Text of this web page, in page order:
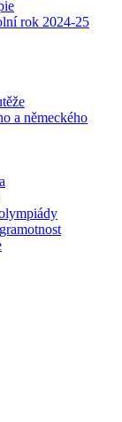
rok 2024-25
a německého